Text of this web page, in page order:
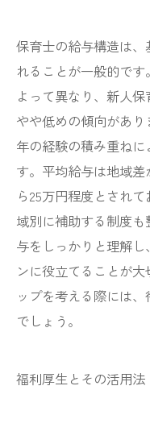
保育士の給与構造は
れることが一般的で
よって異なり、新人
やや低めの傾向があ
年の経験の積み重ね
す。平均給与は地域
ら25万円程度とされ
域別に補助する制度
与をしっかりと理解
ンに役立てることが
ップを考える際には
でしょう。
福利厚生とその活用法